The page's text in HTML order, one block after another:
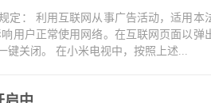
定： 利用互联网从事广告活动，适用本
用户正常使用网络。在互联网页面以弹
键关闭。 在小米电视中，按照上述...